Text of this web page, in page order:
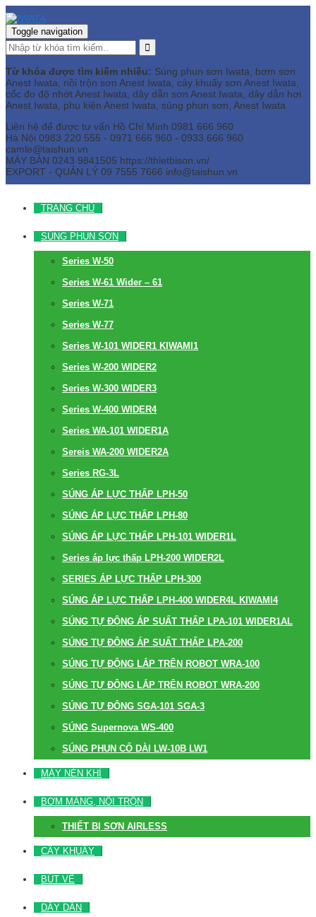
Toggle navigation
Từ khóa được tìm kiếm nhiều: Súng phun sơn Iwata, bơm sơn
Anest Iwata, nồi trộn sơn Anest Iwata, cây khuấy sơn Anest Iwata,
cốc đo độ nhớt Anest Iwata, dây dẫn sơn Anest Iwata, dây dẫn hơi
Anest Iwata, phụ kiện Anest Iwata, súng phun sơn, Anest Iwata
Liên hệ để được tư vấn Hồ Chí Minh 0981 666 960
Hà Nội 0983 220 555 - 0971 666 960 - 0933 666 960
camle@taishun.vn
MÁY BÀN 0243 9841505 https://thietbison.vn/
EXPORT - QUẢN LÝ 09 7555 7666 info@taishun.vn
TRANG CHỦ
SÚNG PHUN SƠN
Series W-50
Series W-61 Wider – 61
Series W-71
Series W-77
Series W-101 WIDER1 KIWAMI1
Series W-200 WIDER2
Series W-300 WIDER3
Series W-400 WIDER4
Series WA-101 WIDER1A
Sereis WA-200 WIDER2A
Series RG-3L
SÚNG ÁP LỰC THẤP LPH-50
SÚNG ÁP LỰC THẤP LPH-80
SÚNG ÁP LỰC THẤP LPH-101 WIDER1L
Series áp lực thấp LPH-200 WIDER2L
SERIES ÁP LỰC THẤP LPH-300
SÚNG ÁP LỰC THẤP LPH-400 WIDER4L KIWAMI4
SÚNG TỰ ĐỘNG ÁP SUẤT THẤP LPA-101 WIDER1AL
SÚNG TỰ ĐỘNG ÁP SUẤT THẤP LPA-200
SÚNG TỰ ĐỘNG LẮP TRÊN ROBOT WRA-100
SÚNG TỰ ĐỘNG LẮP TRÊN ROBOT WRA-200
SÚNG TỰ ĐỘNG SGA-101 SGA-3
SÚNG Supernova WS-400
SÚNG PHUN CỔ DÀI LW-10B LW1
MÁY NÉN KHÍ
BƠM MÀNG, NỒI TRỘN
THIẾT BỊ SƠN AIRLESS
CÂY KHUẤY
BÚT VẼ
DÂY DẪN